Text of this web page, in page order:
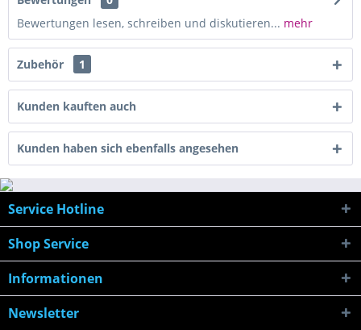
Bewertungen lesen, schreiben und diskutieren... mehr
Zubehör 1
Kunden kauften auch
Kunden haben sich ebenfalls angesehen
Service Hotline
Shop Service
Informationen
Newsletter